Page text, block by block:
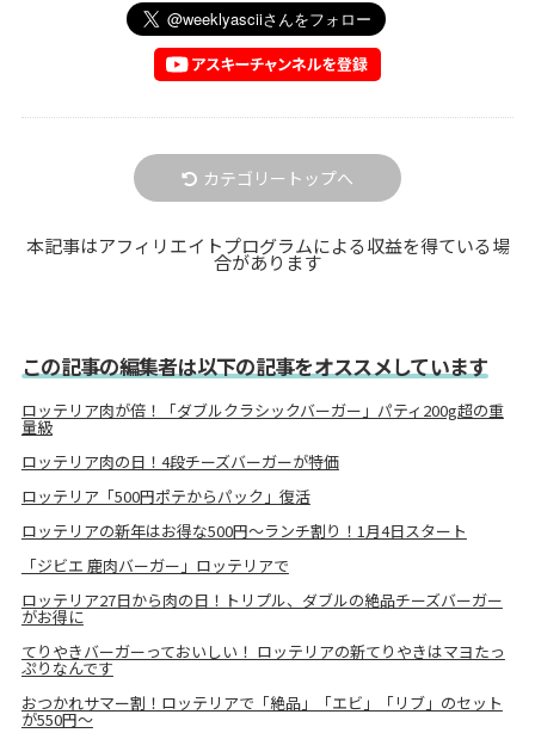
カテゴリートップへ
本記事はアフィリエイトプログラムによる収益を得ている場
合があります
この記事の編集者は以下の記事をオススメしています
ロッテリア肉が倍！「ダブルクラシックバーガー」パティ200g超の重
量級
ロッテリア肉の日！4段チーズバーガーが特価
ロッテリア「500円ポテからパック」復活
ロッテリアの新年はお得な500円～ランチ割り！1月4日スタート
「ジビエ 鹿肉バーガー」ロッテリアで
ロッテリア27日から肉の日！トリプル、ダブルの絶品チーズバーガー
がお得に
てりやきバーガーっておいしい！ ロッテリアの新てりやきはマヨたっ
ぷりなんです
おつかれサマー割！ロッテリアで「絶品」「エビ」「リブ」のセット
が550円～